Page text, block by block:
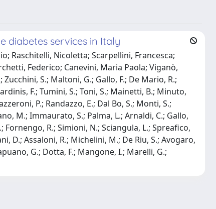
diabetes services in Italy
Raschitelli, Nicoletta; Scarpellini, Francesca;
Federico; Canevini, Maria Paola; Viganò,
S.; Maltoni, G.; Gallo, F.; De Mario, R.;
F.; Tumini, S.; Toni, S.; Mainetti, B.; Minuto,
P.; Randazzo, E.; Dal Bo, S.; Monti, S.;
M.; Immaurato, S.; Palma, L.; Arnaldi, C.; Gallo,
R.; Simioni, N.; Sciangula, L.; Spreafico,
D.; Assaloni, R.; Michelini, M.; De Riu, S.; Avogaro,
G.; Dotta, F.; Mangone, I.; Marelli, G.;